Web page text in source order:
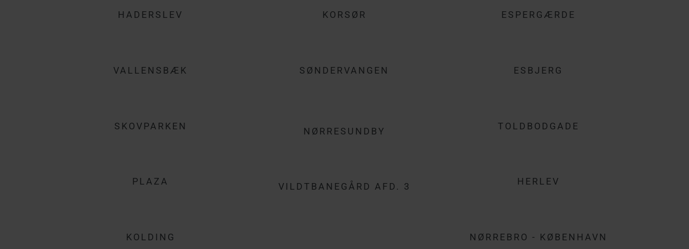
HADERSLEV
VALLENSBÆK
SKOVPARKEN
PLAZA
KOLDING
KORSØR
SØNDERVANGEN
NØRRESUNDBY
VILDTBANEGÅRD AFD. 3
ESPERGÆRDE
ESBJERG
TOLDBODGADE
HERLEV
NØRREBRO - KØBENHAVN